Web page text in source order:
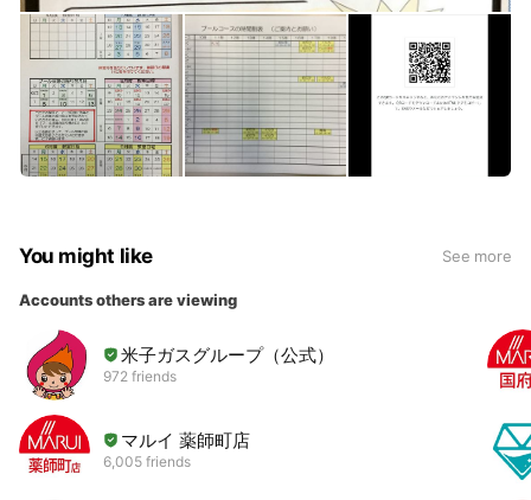
You might like See more
Accounts others are viewing
米子ガスグループ（公式）
972 friends
マルイ 薬師町店
6,005 friends